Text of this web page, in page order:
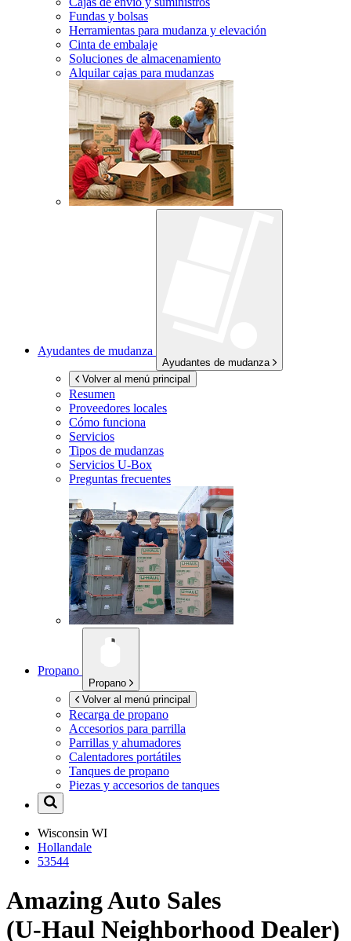
Fundas y bolsas
Herramientas para mudanza y elevación
Cinta de embalaje
Soluciones de almacenamiento
Alquilar cajas para mudanzas
Ayudantes de mudanza
Ayudantes de mudanza
Volver al menú principal
Resumen
Proveedores locales
Cómo funciona
Servicios
Tipos de mudanzas
Servicios U-Box
Preguntas frecuentes
Propano
Propano
Volver al menú principal
Recarga de propano
Accesorios para parrilla
Parrillas y ahumadores
Calentadores portátiles
Tanques de propano
Piezas y accesorios de tanques
Wisconsin WI
Hollandale
53544
Amazing Auto Sales
(U-Haul Neighborhood Dealer)